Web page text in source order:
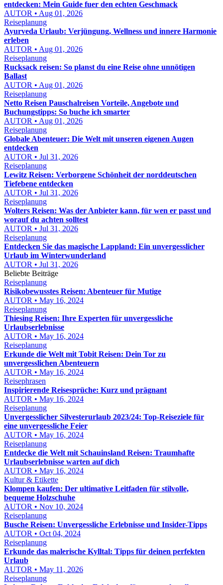
entdecken: Mein Guide fuer den echten Geschmack
AUTOR • Aug 01, 2026
Reiseplanung
Ayurveda Urlaub: Verjüngung, Wellness und innere Harmonie
erleben
AUTOR • Aug 01, 2026
Reiseplanung
Rucksack reisen: So planst du eine Reise ohne unnötigen
Ballast
AUTOR • Aug 01, 2026
Reiseplanung
Netto Reisen Pauschalreisen Vorteile, Angebote und
Buchungstipps: So buche ich smarter
AUTOR • Aug 01, 2026
Reiseplanung
Globale Abenteuer: Die Welt mit unseren eigenen Augen
entdecken
AUTOR • Jul 31, 2026
Reiseplanung
Lewitz Reisen: Verborgene Schönheit der norddeutschen
Tiefebene entdecken
AUTOR • Jul 31, 2026
Reiseplanung
Wolters Reisen: Was der Anbieter kann, für wen er passt und
worauf du achten solltest
AUTOR • Jul 31, 2026
Reiseplanung
Entdecken Sie das magische Lappland: Ein unvergesslicher
Urlaub im Winterwunderland
AUTOR • Jul 31, 2026
Beliebte Beiträge
Reiseplanung
Risikobewusstes Reisen: Abenteuer für Mutige
AUTOR • May 16, 2024
Reiseplanung
Thiesing Reisen: Ihre Experten für unvergessliche
Urlaubserlebnisse
AUTOR • May 16, 2024
Reiseplanung
Erkunde die Welt mit Tobit Reisen: Dein Tor zu
unvergesslichen Abenteuern
AUTOR • May 16, 2024
Reisephrasen
Inspirierende Reisesprüche: Kurz und prägnant
AUTOR • May 16, 2024
Reiseplanung
Unvergesslicher Silvesterurlaub 2023/24: Top-Reiseziele für
eine unvergessliche Feier
AUTOR • May 16, 2024
Reiseplanung
Entdecke die Welt mit Schauinsland Reisen: Traumhafte
Urlaubserlebnisse warten auf dich
AUTOR • May 16, 2024
Kultur & Etikette
Klompen kaufen: Der ultimative Leitfaden für stilvolle,
bequeme Holzschuhe
AUTOR • Nov 10, 2024
Reiseplanung
Busche Reisen: Unvergessliche Erlebnisse und Insider-Tipps
AUTOR • Oct 04, 2024
Reiseplanung
Erkunde das malerische Kylltal: Tipps für deinen perfekten
Urlaub
AUTOR • May 11, 2026
Reiseplanung